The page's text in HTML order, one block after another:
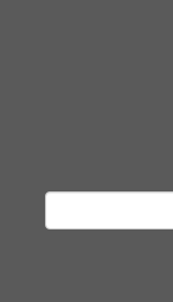
Rechercher :